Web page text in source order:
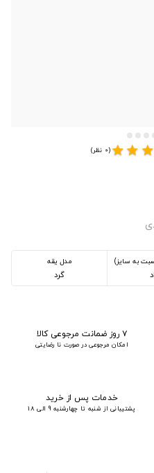
star
star
star(0 نظر)
به سایز) مدل یقه
گرد
۷ روز ضمانت مرجوعی کالا
امکان مرجوعی در صورت نا رضایتی
خدمات پس از خرید
پشتیبانی از شنبه تا چهارشنبه 9 الی 18